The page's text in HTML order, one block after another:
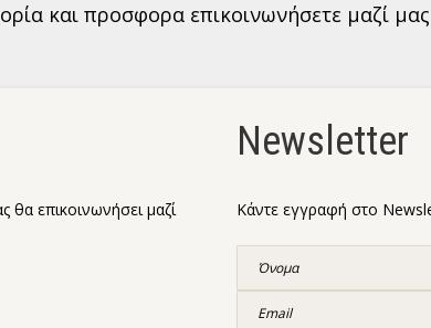
και προσφορα επικοινωνήσετε μαζί μας
θα επικοινωνήσει μαζί
Newsletter
Κάντε εγγραφή στο